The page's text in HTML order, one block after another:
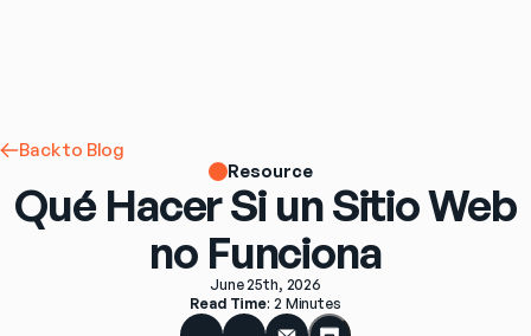
Back to Blog
Resource
Qué Hacer Si un Sitio Web
no Funciona
June 25th, 2026
Read Time: 2 Minutes